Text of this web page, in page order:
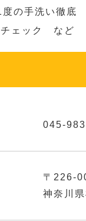
度の手洗い徹底
チェック など
045-
〒226-
神奈川